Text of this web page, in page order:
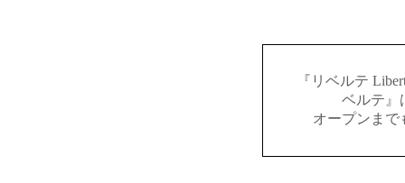
『リベルテ
ベルテ』
オープンまで